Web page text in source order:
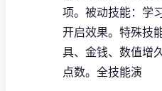
项。 被动技能：学
开启效果。 特殊技
具、金钱、数值增
点数。 全技能演